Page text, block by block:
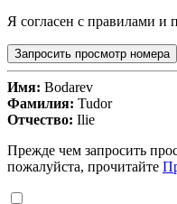
Я согласен с правилами и
Запросить просмотр номера
Имя: Bodarev
Фамилия: Tudor
Отчество: Ilie
Прежде чем запросить
пожалуйста, прочитайте